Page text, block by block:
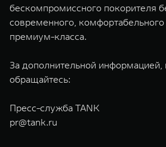
бескомпромиссного покорителя
современного,
премиум-класса.
За дополнительной информацией,
обращайтесь:
Пресс-служба TANK
pr@tank.ru